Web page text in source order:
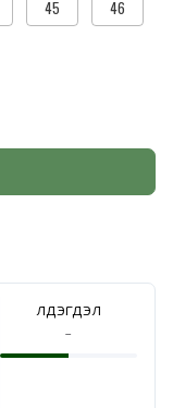
45 46
Үлдэгдэл
-